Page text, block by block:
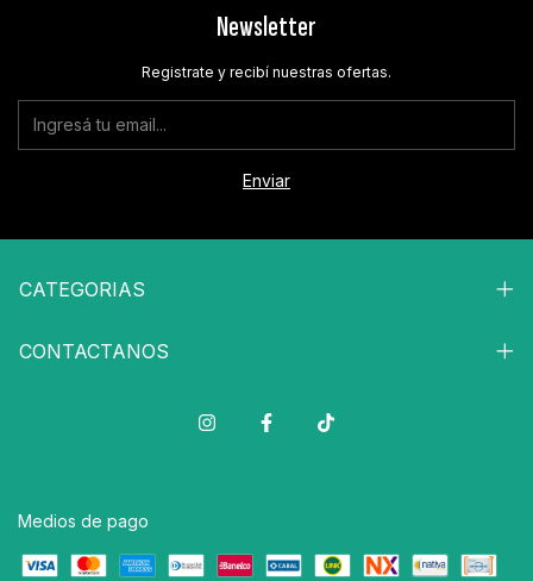
Newsletter
Registrate y recibí nuestras ofertas.
CATEGORIAS
CONTACTANOS
Medios de pago